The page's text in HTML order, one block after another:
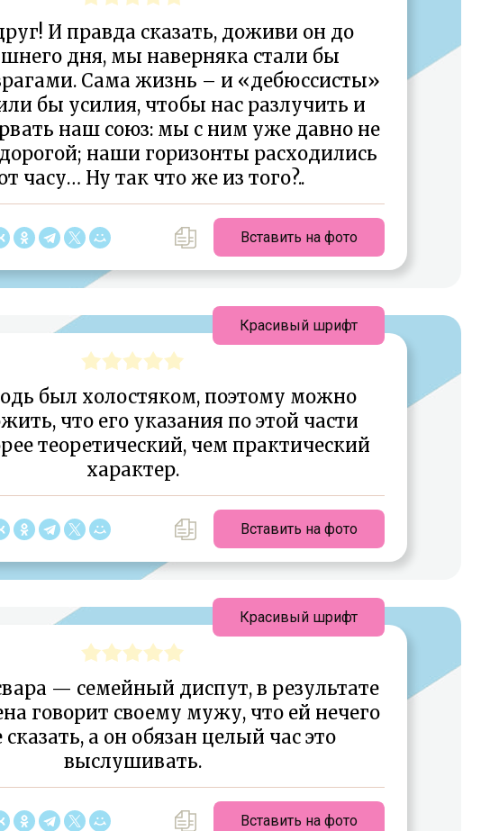
И правда сказать, доживи он до
дня, мы наверняка стали бы
Сама жизнь – и «дебюссисты»
бы усилия, чтобы нас разлучить и
наш союз: мы с ним уже давно не
наши горизонты расходились
часу… Ну так что же из того?..
Вставить на фото
был холостяком, поэтому можно
что его указания по этой части
теоретический, чем практический
характер.
Вставить на фото
Красивый шрифт
— семейный диспут, в результате
говорит своему мужу, что ей нечего
а он обязан целый час это
выслушивать.
Вставить на фото
Красивый шрифт